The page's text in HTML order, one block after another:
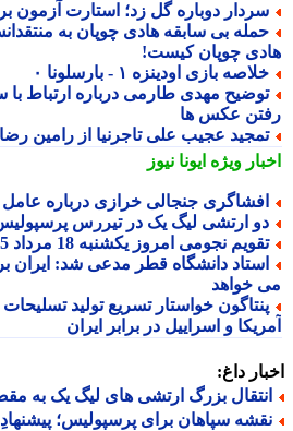
دوباره گل زد؛ استارت آزمون
بی سابقه هادی چوپان به منتقدانش؛
چوپان کیست!
بازی اودینزه ۱ - بارسلونا ۰
مهدی طارمی درباره ارتباط با
عکس ها
عجیب علی تاجرنیا از رامین
ویژهایونا نیوز
جنجالی خرازی درباره عامل
ارتشی لیگ یک در تیررس پرسپولیس
نجومی امروز یکشنبه 18 مرداد 1405
دانشگاه قطر مدعی شد: ایران برای
خواهد
خواستار تسریع تولید تسلیحات
و اسراییل در برابر ایران
داغ:
بزرگ ارتشی های لیگ یک به مقصد
سپاهان برای پرسپولیس؛ پیشنهادِ